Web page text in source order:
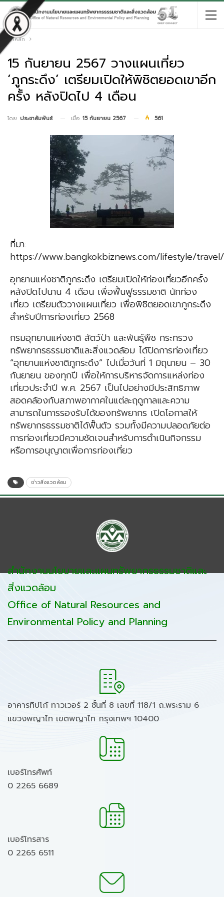
หน้าหลัก
15 กันยายน 2567 วางแผนเที่ยว
‘ภูกระดึง’ เตรียมเปิดให้พิชิตยอดเขาอีก
ครั้ง หลังปิดไป 4 เดือน
โดย ประชาสัมพันธ์ เมื่อ 15 กันยายน 2567 561
ที่มา:
https://www.bangkokbiznews.com/lifestyle/travel/
อุทยานแห่งชาติภูกระดึง เตรียมเปิดให้ท่องเที่ยวอีกครั้ง
หลังปิดไปนาน 4 เดือน เพื่อฟื้นฟูธรรมชาติ นักท่อง
เที่ยว เตรียมตัววางแผนเที่ยว เพื่อพิชิตยอดเขาภูกระดึง
สำหรับปีการท่องเที่ยว 2568
กรมอุทยานแห่งชาติ สัตว์ป่า และพันธุ์พืช กระทรวง
ทรัพยากรธรรมชาติและสิ่งแวดล้อม ได้ปิดการท่องเที่ยว
“อุทยานแห่งชาติภูกระดึง” ไปเมื่อวันที่ 1 มิถุนายน – 30
กันยายน ของทุกปี เพื่อให้การบริหารจัดการแหล่งท่อง
เที่ยวประจำปี พ.ศ. 2567 เป็นไปอย่างมีประสิทธิภาพ
สอดคล้องกับสภาพอากาศในแต่ละฤดูกาลและความ
สามารถในการรองรับได้ของทรัพยากร เปิดโอกาสให้
ทรัพยากรธรรมชาติได้ฟื้นตัว รวมทั้งมีความปลอดภัยต่อ
การท่องเที่ยวมีความชัดเจนสำหรับการดำเนินกิจกรรม
หรือการอนุญาตเพื่อการท่องเที่ยว
ข่าวสิ่งแวดล้อม
สำนักงานนโยบายและแผนทรัพยากรธรรมชาติและ
สิ่งแวดล้อม
Office of Natural Resources and
Environmental Policy and Planning
อาคารทิปโก้ ทาวเวอร์ 2 ชั้นที่ 8 เลขที่ 118/1 ถ.พระราม 6
แขวงพญาไท เขตพญาไท กรุงเทพฯ 10400
เบอร์โทรศัพท์
0 2265 6689
เบอร์โทรสาร
0 2265 6511